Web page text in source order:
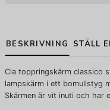
BESKRIVNING STÄLL
Cia toppringskärm classico
lampskärm i ett bomullstyg
Skärmen är vit inuti och har